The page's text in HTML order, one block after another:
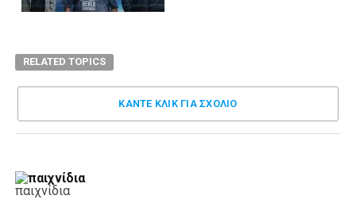
RELATED TOPICS
ΚΑΝΤΕ ΚΛΊΚ ΓΙΑ ΣΧΌΛΙΟ
παιχνίδια